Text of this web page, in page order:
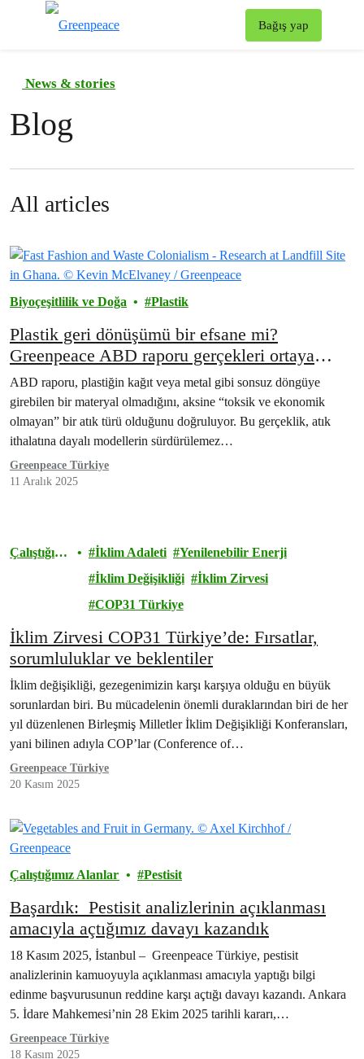
Bağış yap
News & stories
Blog
All articles
Biyoçeşitlilik ve Doğa Plastik
Plastik geri dönüşümü bir efsane mi?
Greenpeace ABD raporu gerçekleri ortaya
koyuyor
ABD raporu, plastiğin kağıt veya metal gibi sonsuz döngüye
girebilen bir materyal olmadığını, aksine “toksik ve ekonomik
olmayan” bir atık türü olduğunu doğruluyor. Bu gerçeklik, atık
ithalatına dayalı modellerin sürdürülemez…
Greenpeace Türkiye
11 Aralık 2025
Çalıştığımı
İklim Adaleti
Yenilenebilir Enerji
İklim Değişikliği
İklim Zirvesi
COP31 Türkiye
İklim Zirvesi COP31 Türkiye’de: Fırsatlar,
sorumluluklar ve beklentiler
İklim değişikliği, gezegenimizin karşı karşıya olduğu en büyük
sorunlardan biri. Bu mücadelenin önemli duraklarından biri de her
yıl düzenlenen Birleşmiş Milletler İklim Değişikliği Konferansları,
yani bilinen adıyla COP’lar (Conference of…
Greenpeace Türkiye
20 Kasım 2025
Çalıştığımız Alanlar Pestisit
Başardık: Pestisit analizlerinin açıklanması
amacıyla açtığımız davayı kazandık
18 Kasım 2025, İstanbul – Greenpeace Türkiye, pestisit
analizlerinin kamuoyuyla açıklanması amacıyla yaptığı bilgi
edinme başvurusunun reddine karşı açtığı davayı kazandı. Ankara
5. İdare Mahkemesi’nin 28 Ekim 2025 tarihli kararı,…
Greenpeace Türkiye
18 Kasım 2025